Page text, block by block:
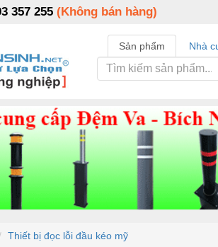
357 255 (Không bán hàng)
Sản phẩm Nhà
Thiết bị đọc lỗi đầu kéo mỹ